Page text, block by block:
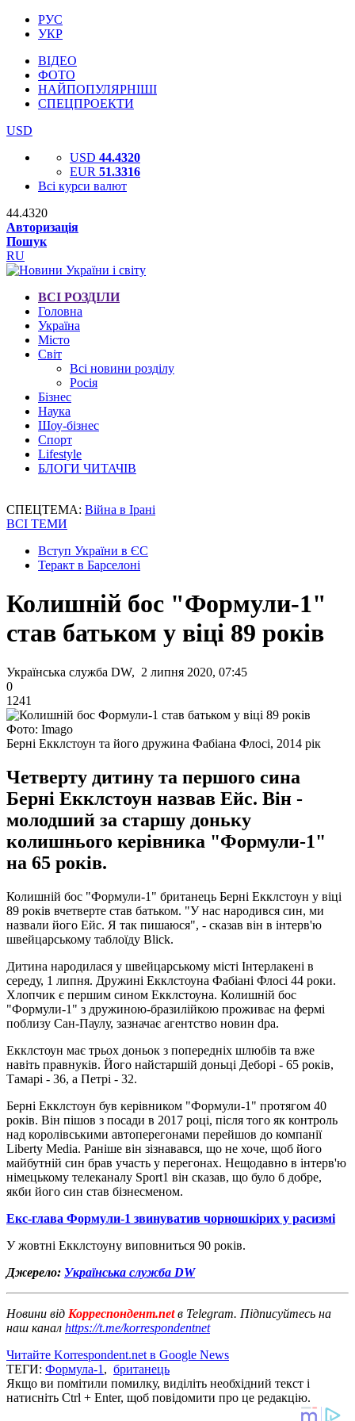
РУС
УКР
ВІДЕО
ФОТО
НАЙПОПУЛЯРНІШІ
СПЕЦПРОЕКТИ
USD
USD 44.4320
EUR 51.3316
Всі курси валют
44.4320
Авторизація
Пошук
RU
ВСІ РОЗДІЛИ
Головна
Україна
Місто
Світ
Всі новини розділу
Росія
Бізнес
Наука
Шоу-бізнес
Спорт
Lifestyle
БЛОГИ ЧИТАЧІВ
СПЕЦТЕМА: Війна в Ірані
ВСІ ТЕМИ
Вступ України в ЄС
Теракт в Барселоні
Колишній бос "Формули-1"
став батьком у віці 89 років
Українська служба DW, 2 липня 2020, 07:45
0
1241
Фото: Imagо
Берні Екклстоун та його дружина Фабіана Флосі, 2014 рік
Четверту дитину та першого сина
Берні Екклстоун назвав Ейс. Він -
молодший за старшу доньку
колишнього керівника "Формули-1"
на 65 років.
Колишній бос "Формули-1" британець Берні Екклстоун у віці
89 років вчетверте став батьком. "У нас народився син, ми
назвали його Ейс. Я так пишаюся", - сказав він в інтерв'ю
швейцарському таблоїду Blick.
Дитина народилася у швейцарському місті Інтерлакені в
середу, 1 липня. Дружині Екклстоуна Фабіані Флосі 44 роки.
Хлопчик є першим сином Екклстоуна. Колишній бос
"Формули-1" з дружиною-бразилійкою проживає на фермі
поблизу Сан-Паулу, зазначає агентство новин dpa.
Екклстоун має трьох доньок з попередніх шлюбів та вже
навіть правнуків. Його найстаршій доньці Деборі - 65 років,
Тамарі - 36, а Петрі - 32.
Берні Екклстоун був керівником "Формули-1" протягом 40
років. Він пішов з посади в 2017 році, після того як контроль
над королівськими автоперегонами перейшов до компанії
Liberty Media. Раніше він зізнавався, що не хоче, щоб його
майбутній син брав участь у перегонах. Нещодавно в інтерв'ю
німецькому телеканалу Sport1 він сказав, що було б добре,
якби його син став бізнесменом.
Екс-глава Формули-1 звинуватив чорношкірих у расизмі
У жовтні Екклстоуну виповниться 90 років.
Джерело: Українська служба DW
Новини від Корреспондент.netв Telegram. Підписуйтесь на
наш канал https://t.me/korrespondentnet
Читайте Korrespondent.net в Google News
ТЕГИ: Формула-1 , британець
Якщо ви помітили помилку, виділіть необхідний текст і
натисніть Ctrl + Enter, щоб повідомити про це редакцію.